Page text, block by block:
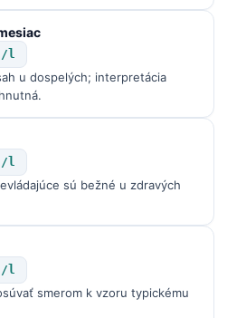
l
u dospelých; interpretácia
l
sú bežné u zdravých
l
smerom k vzoru typickému